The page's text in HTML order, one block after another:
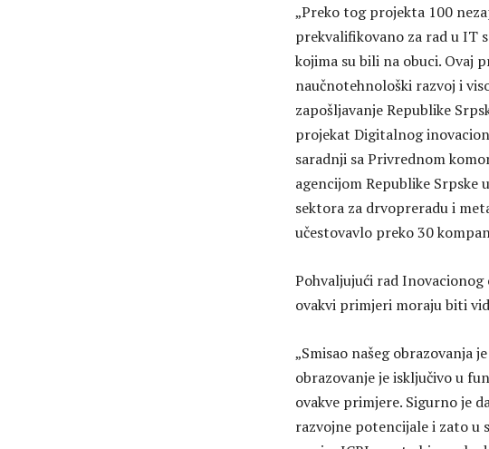
„Preko tog projekta 100
prekvalifikovano za rad u IT
kojima su bili na obuci. Ovaj
naučnotehnološki razvoj i
zapošljavanje Republike
projekat Digitalnog
saradnji sa Privrednom
agencijom Republike
sektora za drvopreradu i
učestovavlo preko 30
Pohvaljujući rad
ovakvi primjeri moraju biti
„Smisao našeg obrazovanja
obrazovanje je isključivo u
ovakve primjere. Sigurno je
razvojne potencijale i zato u